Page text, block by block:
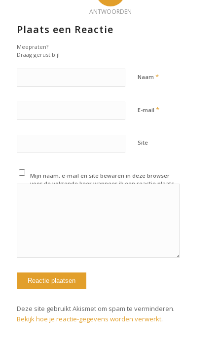
ANTWOORDEN
Plaats een Reactie
Meepraten?
Draag gerust bij!
Naam *
E-mail *
Site
Mijn naam, e-mail en site bewaren in deze browser
voor de volgende keer wanneer ik een reactie plaats.
Deze site gebruikt Akismet om spam te verminderen.
Bekijk hoe je reactie-gegevens worden verwerkt.